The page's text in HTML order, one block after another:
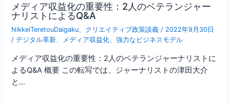
メディア収益化の重要性：2人のベテランジャー
ナリストによるQ&A
NikkeiTeretouDaigaku、 クリエイティブ政策談義 / 2022年9月30日
/デジタル革新、 メディア収益化、強力なビジネスモデル
メディア収益化の重要性：2人のベテランジャーナリストに
よるQ&A 概要 この転写では、ジャーナリストの津田大介
と…